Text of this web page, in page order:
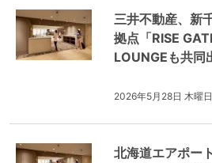
三井不動産、新
拠点「RISE
LOUNGEも共同
2026年5月28日 木曜
北海道エアポー